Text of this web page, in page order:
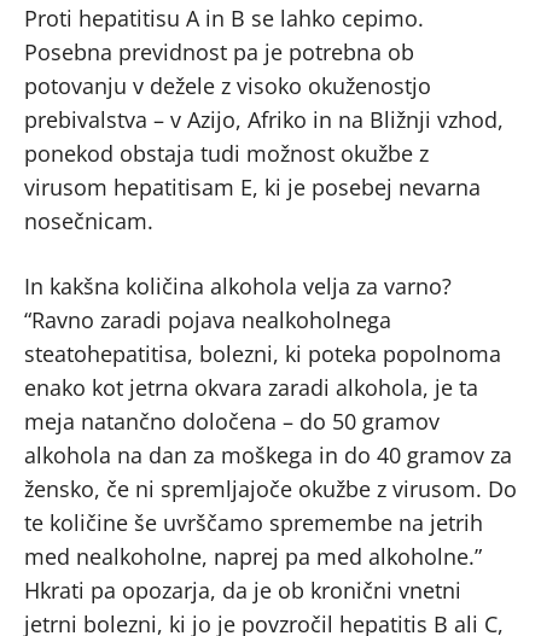
Proti hepatitisu A in B se lahko cepimo.
Posebna previdnost pa je potrebna ob
potovanju v dežele z visoko okuženostjo
prebivalstva – v Azijo, Afriko in na Bližnji vzhod,
ponekod obstaja tudi možnost okužbe z
virusom hepatitisam E, ki je posebej nevarna
nosečnicam.
In kakšna količina alkohola velja za varno?
“Ravno zaradi pojava nealkoholnega
steatohepatitisa, bolezni, ki poteka popolnoma
enako kot jetrna okvara zaradi alkohola, je ta
meja natančno določena – do 50 gramov
alkohola na dan za moškega in do 40 gramov za
žensko, če ni spremljajoče okužbe z virusom. Do
te količine še uvrščamo spremembe na jetrih
med nealkoholne, naprej pa med alkoholne.”
Hkrati pa opozarja, da je ob kronični vnetni
jetrni bolezni, ki jo je povzročil hepatitis B ali C,